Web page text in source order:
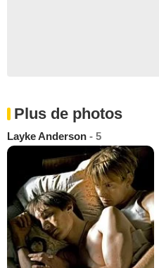
Plus de photos
Layke Anderson - 5